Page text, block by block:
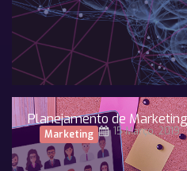
Planejamento de
Marketing 15 Março, 2019